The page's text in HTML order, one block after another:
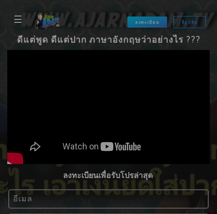
☰ ลงทะเบียน ล็อกอิน
ดีแต่พูด ดีแต่ปาก ภาษาอังกฤษว่าอย่างไร ???